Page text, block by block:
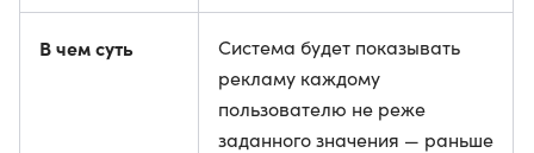
В чем суть
Система будет показывать
рекламу каждому
пользователю не реже
заданного значения — раньше